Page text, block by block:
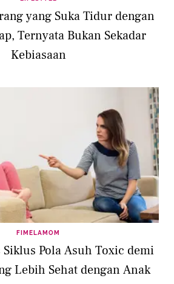
yang Suka Tidur dengan
Ternyata Bukan Sekadar
Kebiasaan
FIMELAMOM
Pola Asuh Toxic demi
Lebih Sehat dengan Anak